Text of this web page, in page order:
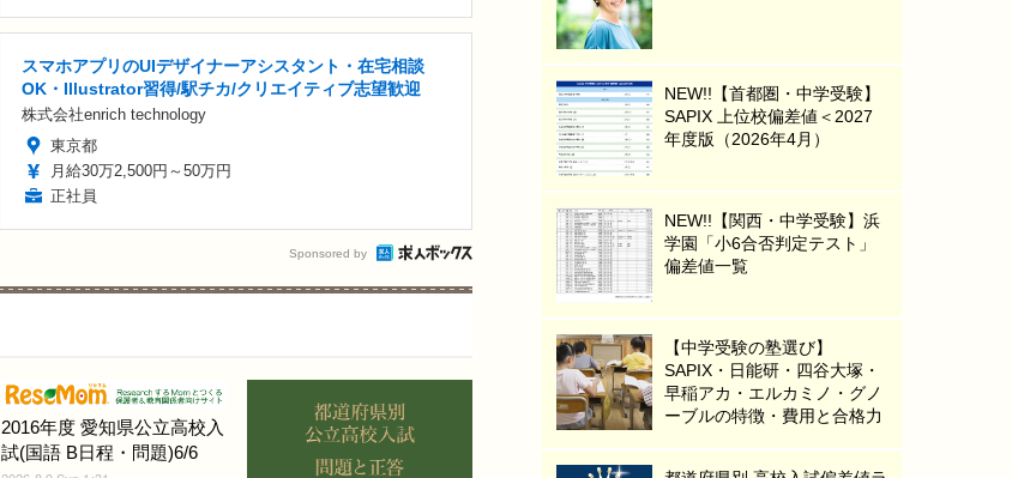
スマホアプリのUIデザイナーアシスタント・在宅相談
OK・Illustrator習得/駅チカ/クリエイティブ志望歓迎
株式会社enrich technology
東京都
月給30万2,500円～50万円
正社員
Sponsored by
2016年度 愛知県公立高校入
試(国語 B日程・問題)6/6
NEW!!【首都圏・中学受験】
SAPIX 上位校偏差値＜2027
年度版（2026年4月）
NEW!!【関西・中学受験】浜
学園「小6合否判定テスト」
偏差値一覧
【中学受験の塾選び】
SAPIX・日能研・四谷大塚・
早稲アカ・エルカミノ・グノ
ーブルの特徴・費用と合格力